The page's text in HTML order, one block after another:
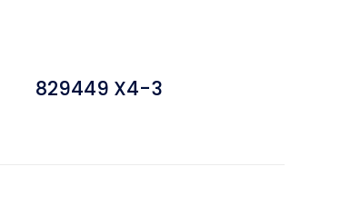
829449 X4-3